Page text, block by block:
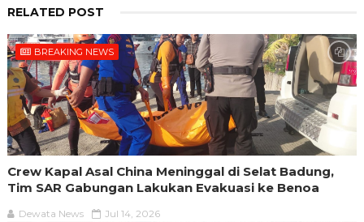
RELATED POST
BREAKING NEWS
Crew Kapal Asal China Meninggal di Selat Badung,
Tim SAR Gabungan Lakukan Evakuasi ke Benoa
Dewata News Jul 14, 2026